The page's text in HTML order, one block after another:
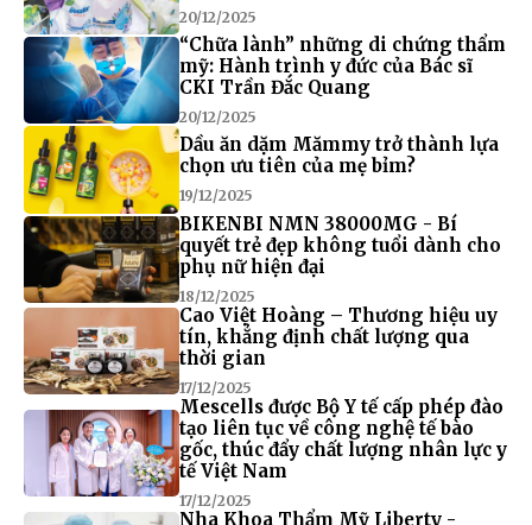
20/12/2025
“Chữa lành” những di chứng thẩm
mỹ: Hành trình y đức của Bác sĩ
CKI Trần Đắc Quang
20/12/2025
Dầu ăn dặm Mămmy trở thành lựa
chọn ưu tiên của mẹ bỉm?
19/12/2025
BIKENBI NMN 38000MG - Bí
quyết trẻ đẹp không tuổi dành cho
phụ nữ hiện đại
18/12/2025
Cao Việt Hoàng – Thương hiệu uy
tín, khẳng định chất lượng qua
thời gian
17/12/2025
Mescells được Bộ Y tế cấp phép đào
tạo liên tục về công nghệ tế bào
gốc, thúc đẩy chất lượng nhân lực y
tế Việt Nam
17/12/2025
Nha Khoa Thẩm Mỹ Liberty -